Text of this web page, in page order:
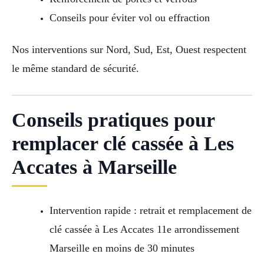
Conseils pour éviter vol ou effraction
Nos interventions sur Nord, Sud, Est, Ouest respectent
le même standard de sécurité.
Conseils pratiques pour
remplacer clé cassée à Les
Accates à Marseille
Intervention rapide : retrait et remplacement de
clé cassée à Les Accates 11e arrondissement
Marseille en moins de 30 minutes